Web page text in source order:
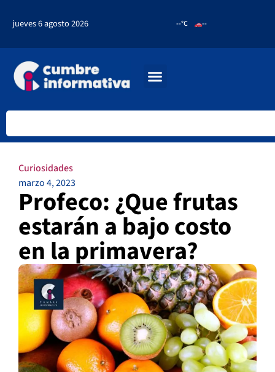
jueves 6 agosto 2026 --°C --
Curiosidades
marzo 4, 2023
Profeco: ¿Que frutas
estarán a bajo costo
en la primavera?